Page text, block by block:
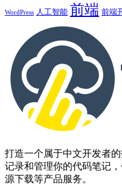
WordPress 人工智能 前端 前端
打造一个属于中文开发者
记录和管理你的代码笔记
源下载等产品服务。